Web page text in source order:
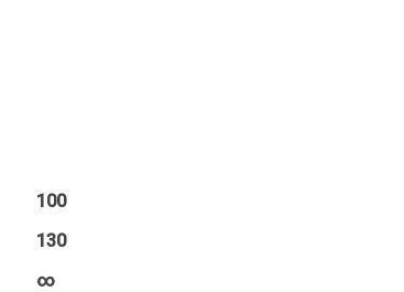
100
130
∞